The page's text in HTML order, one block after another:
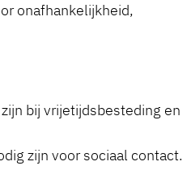
onafhankelijkheid,
bij vrijetijdsbesteding en
zijn voor sociaal contact.